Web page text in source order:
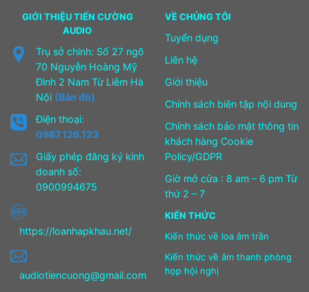
GIỚI THIỆU TIẾN CƯỜNG
AUDIO
Trụ sở chính: Số 27 ngõ
70 Nguyễn Hoàng Mỹ
Đình 2 Nam Từ Liêm Hà
Nội (Bản đồ)
Điện thoại:
0987.126.123
Giấy phép đăng ký kinh
doanh số:
0900994675
https://loanhapkhau.net/
audiotiencuong@gmail.com
VỀ CHÚNG TÔI
Tuyển dụng
Liên hệ
Giới thiệu
Chính sách biên tập nội dung
Chính sách bảo mật thông tin
khách hàng Cookie
Policy/GDPR
Giờ mở cửa : 8 am – 6 pm Từ
thứ 2 – 7
KIẾN THỨC
Kiến thức về loa âm trần
Kiến thức về âm thanh phòng
họp hội nghị